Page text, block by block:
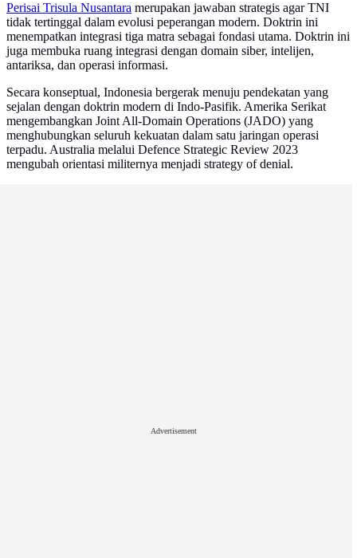
Perisai Trisula Nusantara merupakan jawaban strategis agar TNI
tidak tertinggal dalam evolusi peperangan modern. Doktrin ini
menempatkan integrasi tiga matra sebagai fondasi utama. Doktrin ini
juga membuka ruang integrasi dengan domain siber, intelijen,
antariksa, dan operasi informasi.
Secara konseptual, Indonesia bergerak menuju pendekatan yang
sejalan dengan doktrin modern di Indo-Pasifik. Amerika Serikat
mengembangkan Joint All-Domain Operations (JADO) yang
menghubungkan seluruh kekuatan dalam satu jaringan operasi
terpadu. Australia melalui Defence Strategic Review 2023
mengubah orientasi militernya menjadi strategy of denial.
Advertisement